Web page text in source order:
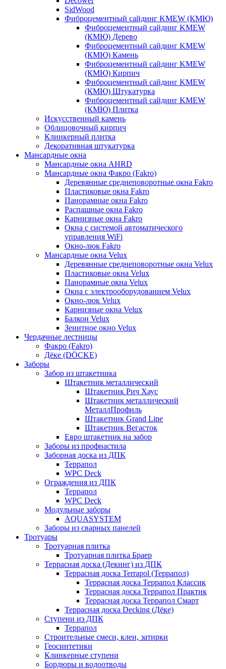
SidWood
Фиброцементный сайдинг KMEW (КМЮ)
Фиброцементный сайдинг KMEW
(КМЮ) Дерево
Фиброцементный сайдинг KMEW
(КМЮ) Камень
Фиброцементный сайдинг KMEW
(КМЮ) Кирпич
Фиброцементный сайдинг KMEW
(КМЮ) Штукатурка
Фиброцементный сайдинг KMEW
(КМЮ) Плитка
Искусственный камень
Облицовочный кирпич
Клинкерный плитка
Декоративная штукатурка
Мансардные окна
Мансардные окна AHRD
Мансардные окна Факро (Fakro)
Деревянные среднеповоротные окна Fakro
Пластиковые окна Fakro
Панорамные окна Fakro
Распашные окна Fakro
Карнизные окна Fakro
Окна с системой автоматического
управления WiFi
Окно-люк Fakro
Мансардные окна Velux
Деревянные среднеповоротные окна Velux
Пластиковые окна Velux
Панорамные окна Velux
Окна с электрооборудованием Velux
Окно-люк Velux
Карнизные окна Velux
Балкон Velux
Зенитное окно Velux
Чердачные лестницы
Факро (Fakro)
Дёке (DÖCKE)
Заборы
Забор из штакетника
Штакетник металлический
Штакетник Рич Хаус
Штакетник металлический
МеталлПрофиль
Штакетник Grand Line
Штакетник Вегасток
Евро штакетник на забор
Заборы из профнастила
Заборная доска из ДПК
Террапол
WPC Deck
Ограждения из ДПК
Террапол
WPC Deck
Модульные заборы
AQUASYSTEM
Заборы из сварных панелей
Тротуары
Тротуарная плитка
Тротуарная плитка Браер
Террасная доска (Декинг) из ДПК
Террасная доска Terrapol (Террапол)
Террасная доска Террапол Классик
Террасная доска Террапол Практик
Террасная доска Террапол Смарт
Террасная доска Decking (Дёке)
Ступени из ДПК
Террапол
Строительные смеси, клеи, затирки
Геосинтетики
Клинкерные ступени
Бордюры и водоотводы